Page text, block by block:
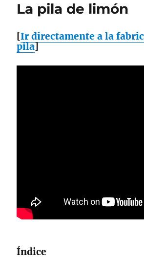
La pila de limón
[Ir directamente a la
pila]
Índice